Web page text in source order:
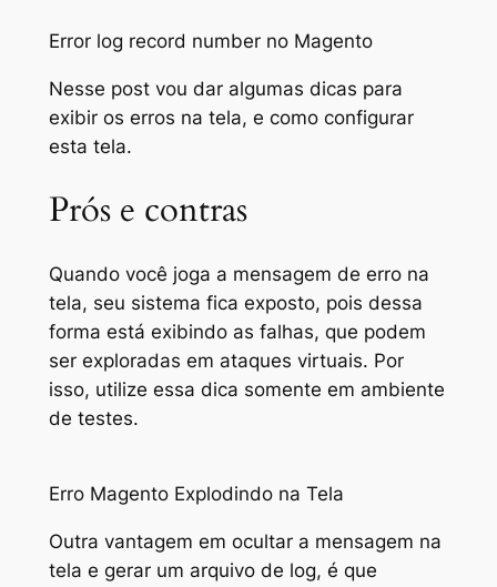
Error log record number no Magento
Nesse post vou dar algumas dicas para
exibir os erros na tela, e como configurar
esta tela.
Prós e contras
Quando você joga a mensagem de erro na
tela, seu sistema fica exposto, pois dessa
forma está exibindo as falhas, que podem
ser exploradas em ataques virtuais. Por
isso, utilize essa dica somente em ambiente
de testes.
Erro Magento Explodindo na Tela
Outra vantagem em ocultar a mensagem na
tela e gerar um arquivo de log, é que